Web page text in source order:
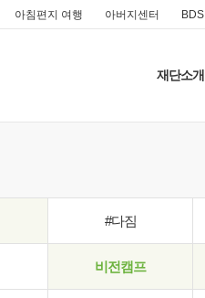
아침편지 여행 아버지센터 BDS
재단소개
#다짐
비전캠프